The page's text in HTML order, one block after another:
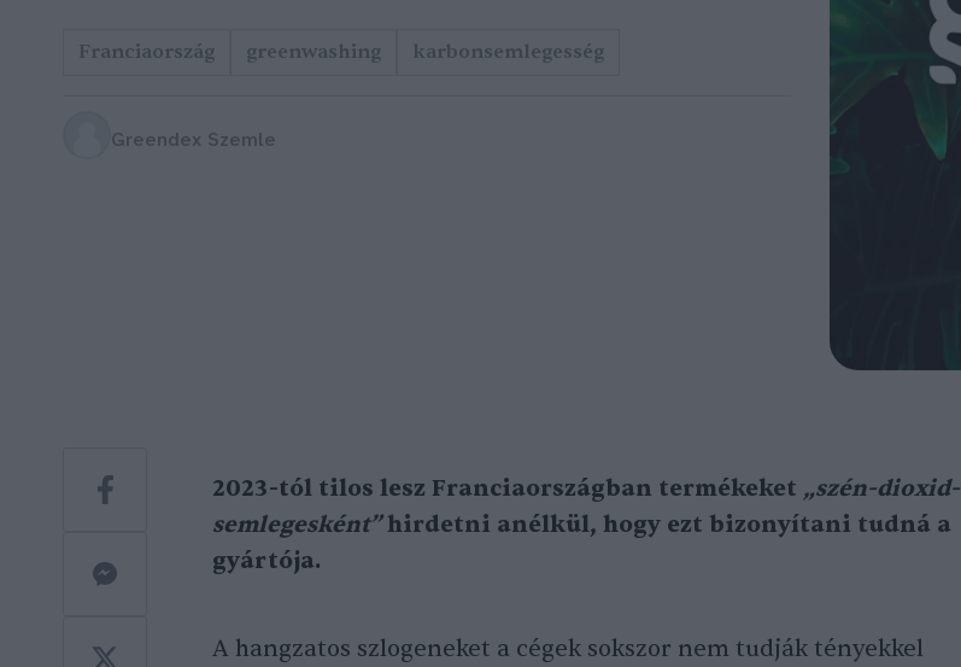
Franciaország greenwashing karbonsemlegesség
Greendex Szemle
2023-tól tilos lesz Franciaországban termékeket „szén-dioxid-
semlegesként”hirdetni anélkül, hogy ezt bizonyítani tudná a
gyártója.
A hangzatos szlogeneket a cégek sokszor nem tudják tényekkel